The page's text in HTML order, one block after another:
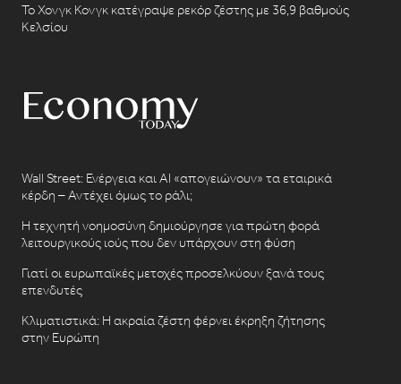
Το Χονγκ Κονγκ κατέγραψε ρεκόρ ζέστης με 36,9 βαθμούς
Κελσίου
Wall Street: Ενέργεια και AI «απογειώνουν» τα εταιρικά
κέρδη – Αντέχει όμως το ράλι;
Η τεχνητή νοημοσύνη δημιούργησε για πρώτη φορά
λειτουργικούς ιούς που δεν υπάρχουν στη φύση
Γιατί οι ευρωπαϊκές μετοχές προσελκύουν ξανά τους
επενδυτές
Κλιματιστικά: Η ακραία ζέστη φέρνει έκρηξη ζήτησης
στην Ευρώπη